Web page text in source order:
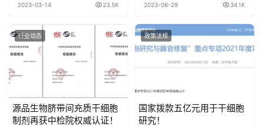
2023-03-14 23.5K 2023-06-29 34.1K
行业动态
源品生物脐带间充质干细胞
制剂再获中检院权威认证！
政策法规
国家拨款五亿元用于干细胞
研究！